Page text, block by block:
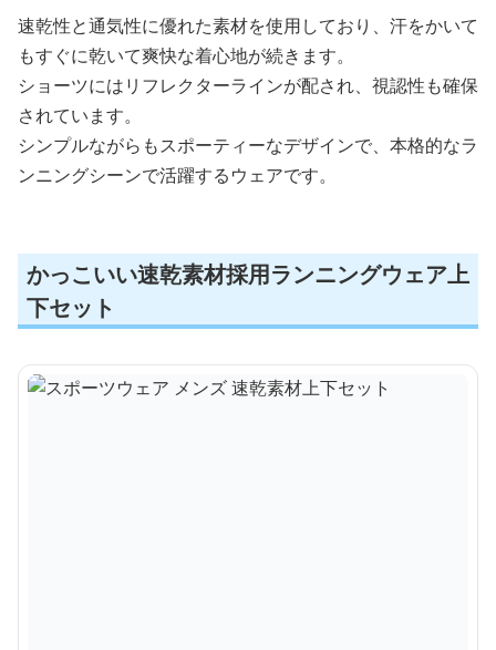
速乾性と通気性に優れた素材を使用しており、汗をかいて
もすぐに乾いて爽快な着心地が続きます。
ショーツにはリフレクターラインが配され、視認性も確保
されています。
シンプルながらもスポーティーなデザインで、本格的なラ
ンニングシーンで活躍するウェアです。
かっこいい速乾素材採用ランニングウェア上
下セット